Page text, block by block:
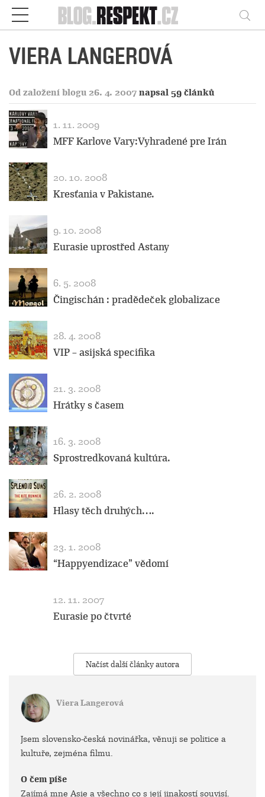
Respekt
VIERA LANGEROVÁ
Od založení blogu 26. 4. 2007 napsal 59 článků
1. 11. 2009
MFF Karlove Vary:Vyhradené pre Irán
20. 10. 2008
Kresťania v Pakistane.
9. 10. 2008
Eurasie uprostřed Astany
6. 5. 2008
Čingischán : pradědeček globalizace
28. 4. 2008
VIP – asijská specifika
21. 3. 2008
Hrátky s časem
16. 3. 2008
Sprostredkovaná kultúra.
26. 2. 2008
Hlasy těch druhých….
23. 1. 2008
“Happyendizace” vědomí
12. 11. 2007
Eurasie po čtvrté
Načíst další články autora
Viera Langerová
Jsem slovensko-česká novinářka, věnuji se politice a
kultuře, zejména filmu.
O čem píše
Zajímá mne Asie a všechno co s její jinakostí souvisí.